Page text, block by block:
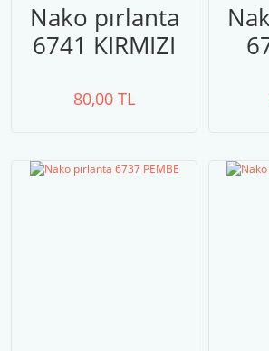
Nako pırlanta
6741 KIRMIZI
80,00 TL